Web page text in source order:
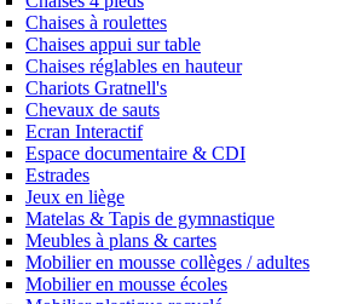
Chaises à roulettes
Chaises appui sur table
Chaises réglables en hauteur
Chariots Gratnell's
Chevaux de sauts
Ecran Interactif
Espace documentaire & CDI
Estrades
Jeux en liège
Matelas & Tapis de gymnastique
Meubles à plans & cartes
Mobilier en mousse collèges / adultes
Mobilier en mousse écoles